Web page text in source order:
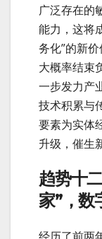
广泛存在的
能力，这将
务化”的新
大概率结束
一步发力产
技术积累与
要素为实体
升级，催生
趋势十
家”，数